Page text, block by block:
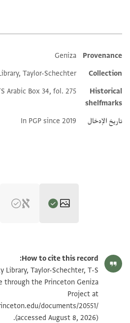
Additional metadata
Provenance
Geniza
Collection
Taylor-Schechter
Historical
shelfmarks
Arabic Box 34, fol. 275
تاريخ الإدخال In PGP since 2019
T-S Ar.34.275 1v
بيان أذونات الصورة
How to cite this record:
Library, Taylor-Schechter, T-S
through the Princeton Geniza
Project at
documents/20551/
(accessed August 8, 2026).